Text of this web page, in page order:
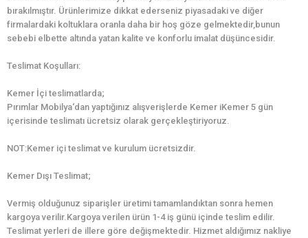
bırakılmıştır. Ürünlerimize dikkat ederseniz piyasadaki ve diğer
firmalardaki koltuklara oranla daha bir hoş göze gelmektedir,bunun
sebebi elbette altında yatan kalite ve konforlu imalat düşüncesidir.
Teslimat Koşulları:
Kemer İçi teslimatlarda;
Pırımlar Mobilya‘dan yaptığınız alışverişlerde Kemer iKemer 5 gün
içerisinde teslimatı ücretsiz olarak gerçekleştiriyoruz.
NOT:Kemer içi teslimat ve kurulum ücretsizdir.
Kemer Dışı Teslimat;
Vermiş olduğunuz siparişler üretimi tamamlandıktan sonra hemen
kargoya verilir.Kargoya verilen ürün 1-4 iş günü içinde teslim edilir.
Teslimat yerleri de illere göre değişmektedir. Hizmet aldığımız nakliye